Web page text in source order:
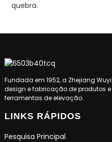
quebra.
Fundada em 1952, a Zhejiang
design e fabricação de produtos
ferramentas de elevação.
LINKS RÁPIDOS
Pesquisa Principal